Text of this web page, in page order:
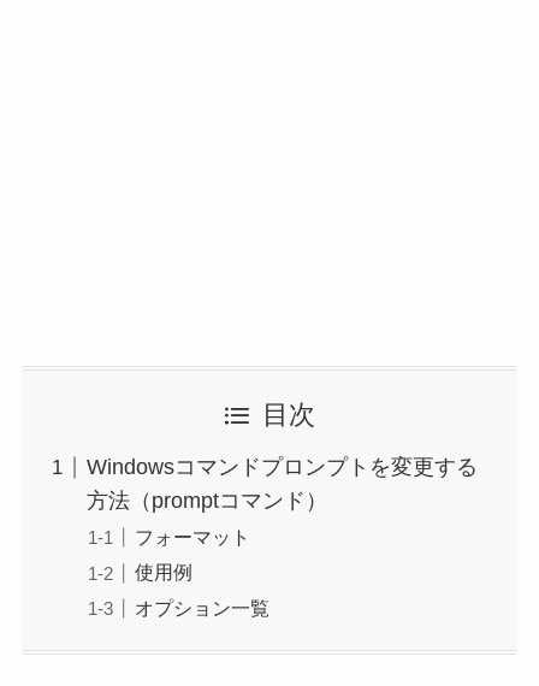
目次
Windowsコマンドプロンプトを変更する
方法（promptコマンド）
フォーマット
使用例
オプション一覧